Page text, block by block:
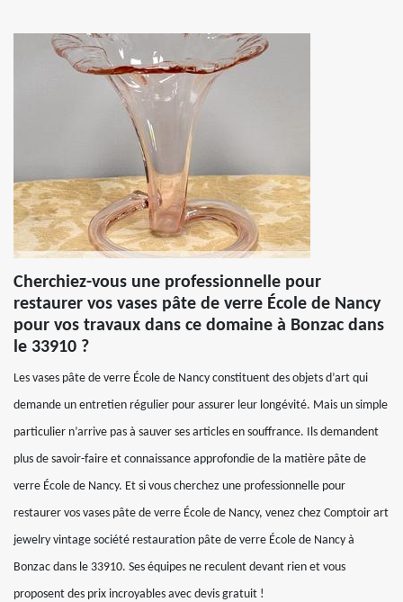
Cherchiez-vous une professionnelle pour
restaurer vos vases pâte de verre École de Nancy
pour vos travaux dans ce domaine à Bonzac dans
le 33910 ?
Les vases pâte de verre École de Nancy constituent des objets d’art qui
demande un entretien régulier pour assurer leur longévité. Mais un simple
particulier n’arrive pas à sauver ses articles en souffrance. Ils demandent
plus de savoir-faire et connaissance approfondie de la matière pâte de
verre École de Nancy. Et si vous cherchez une professionnelle pour
restaurer vos vases pâte de verre École de Nancy, venez chez Comptoir art
jewelry vintage société restauration pâte de verre École de Nancy à
Bonzac dans le 33910. Ses équipes ne reculent devant rien et vous
proposent des prix incroyables avec devis gratuit !